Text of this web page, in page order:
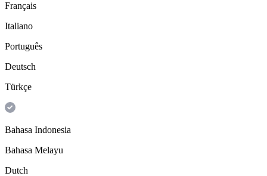
Français
Italiano
Português
Deutsch
Türkçe
Bahasa Indonesia
Bahasa Melayu
Dutch